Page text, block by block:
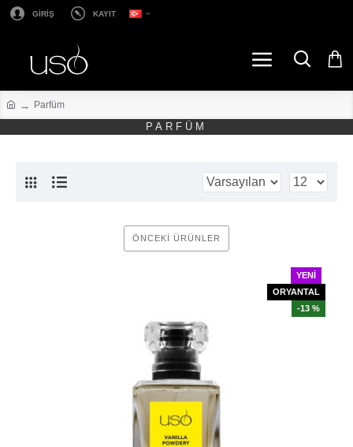
GİRİŞ KAYIT
Parfüm
PARFÜM
ÖNCEKI ÜRÜNLER
YENI
ORYANTAL
-13 %